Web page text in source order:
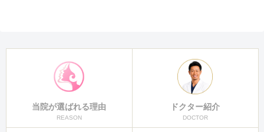
当院が選ばれる理由
REASON
ドクター紹介
DOCTOR